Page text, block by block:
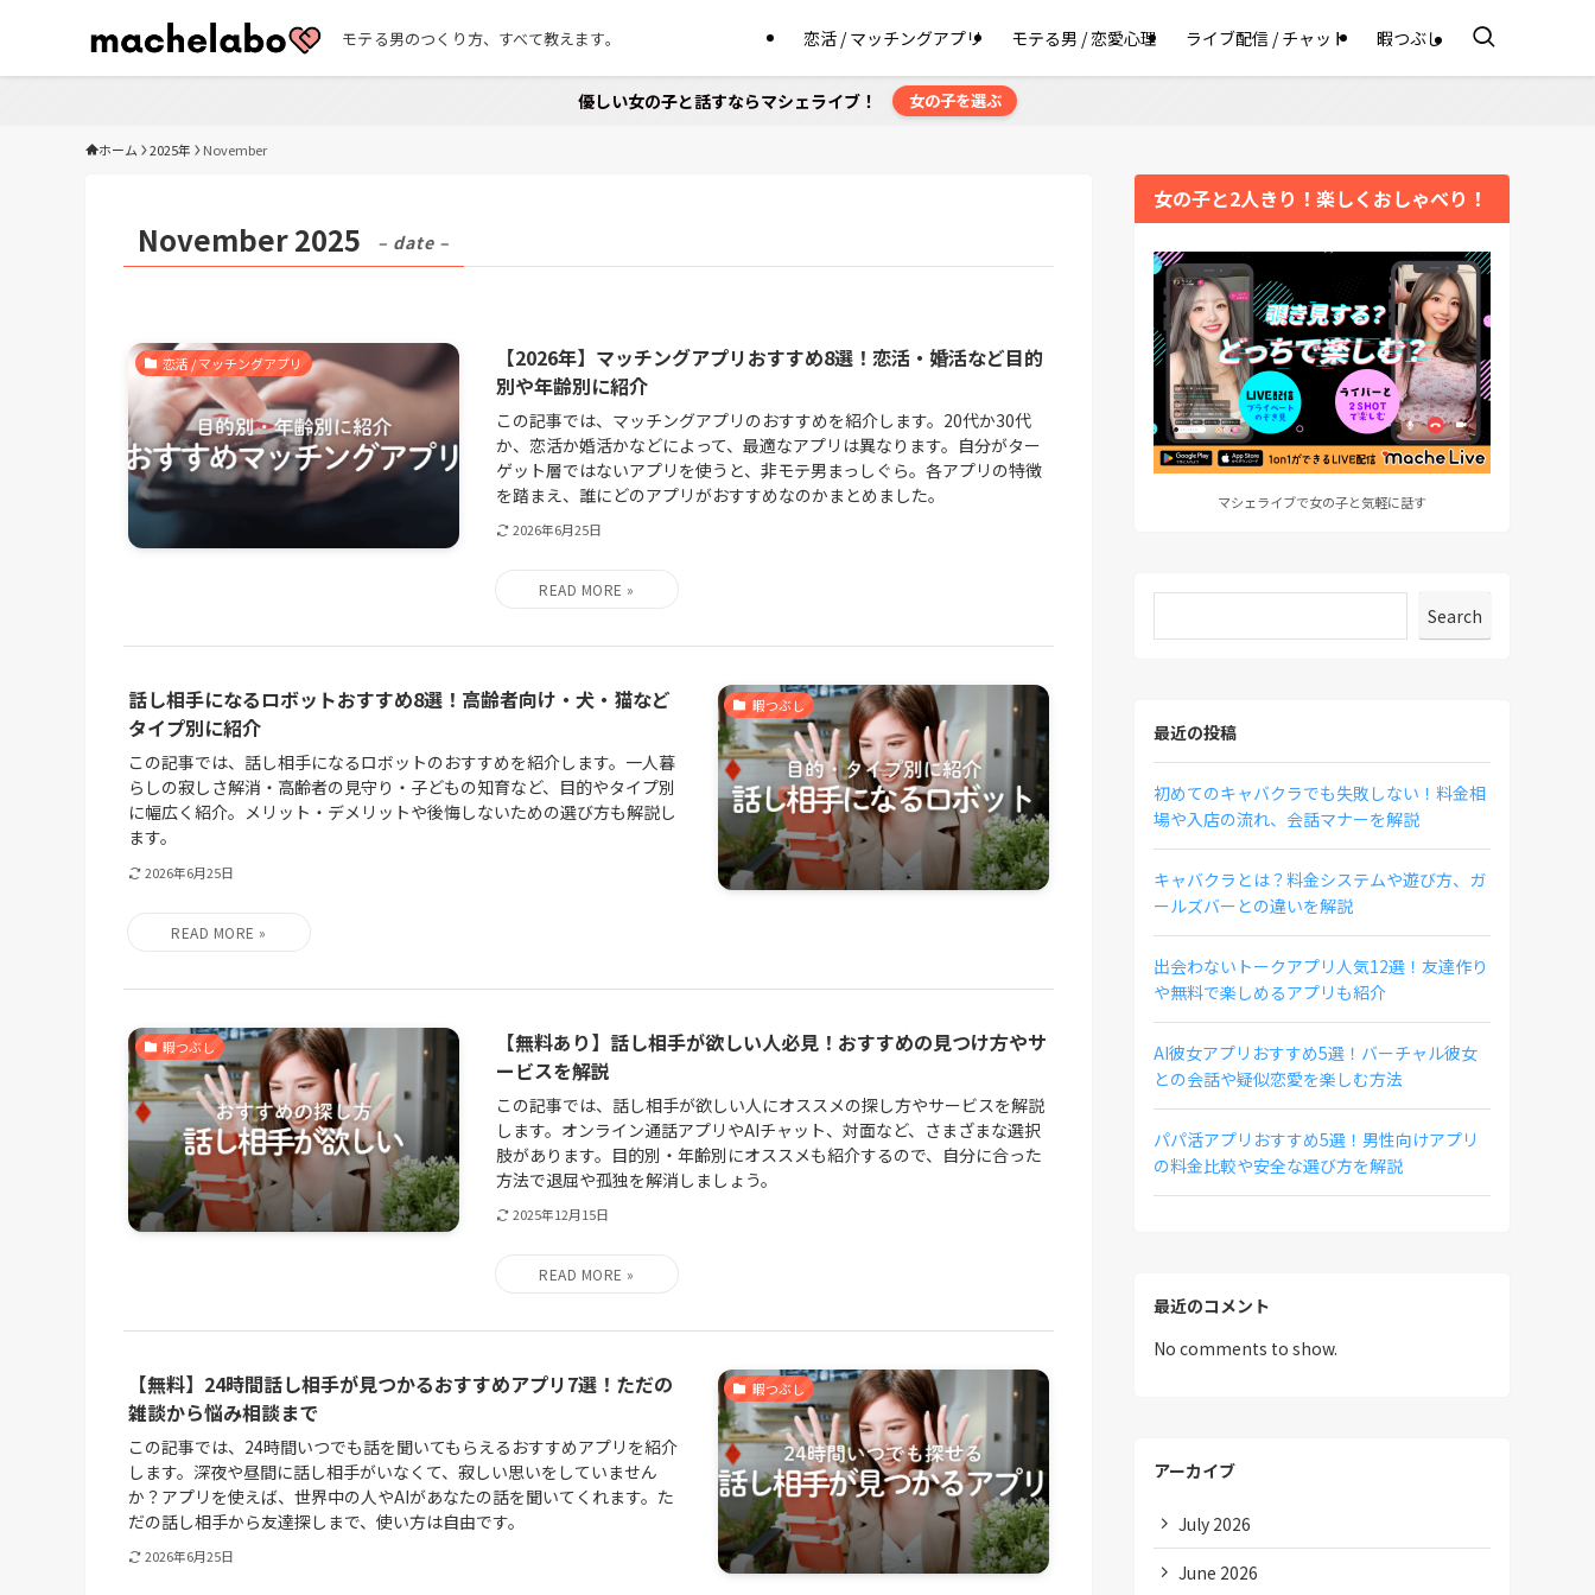
モテる男のつくり方、すべて教えます。 恋活 / マッチングアプリ モテる男 / 恋愛心理 ライブ配信 / チャット 暇つぶし
優しい女の子と話すならマシェライブ！ 女の子を選ぶ
ホーム 2025年 November
November 2025 – date –
恋活 / マッチングアプリ
【2026年】マッチングアプリおすすめ8選！恋活・婚活など目的
別や年齢別に紹介
この記事では、マッチングアプリのおすすめを紹介します。20代か30代
か、恋活か婚活かなどによって、最適なアプリは異なります。自分がター
ゲット層ではないアプリを使うと、非モテ男まっしぐら。各アプリの特徴
を踏まえ、誰にどのアプリがおすすめなのかまとめました。
2026年6月25日
暇つぶし
話し相手になるロボットおすすめ8選！高齢者向け・犬・猫など
タイプ別に紹介
この記事では、話し相手になるロボットのおすすめを紹介します。一人暮
らしの寂しさ解消・高齢者の見守り・子どもの知育など、目的やタイプ別
に幅広く紹介。メリット・デメリットや後悔しないための選び方も解説し
ます。
2026年6月25日
暇つぶし
【無料あり】話し相手が欲しい人必見！おすすめの見つけ方やサ
ービスを解説
この記事では、話し相手が欲しい人にオススメの探し方やサービスを解説
します。オンライン通話アプリやAIチャット、対面など、さまざまな選択
肢があります。目的別・年齢別にオススメも紹介するので、自分に合った
方法で退屈や孤独を解消しましょう。
2025年12月15日
暇つぶし
【無料】24時間話し相手が見つかるおすすめアプリ7選！ただの
雑談から悩み相談まで
この記事では、24時間いつでも話を聞いてもらえるおすすめアプリを紹介
します。深夜や昼間に話し相手がいなくて、寂しい思いをしていません
か？アプリを使えば、世界中の人やAIがあなたの話を聞いてくれます。た
だの話し相手から友達探しまで、使い方は自由です。
2026年6月25日
女の子と2人きり！楽しくおしゃべり！
マシェライブで女の子と気軽に話す
Search
最近の投稿
初めてのキャバクラでも失敗しない！料金相
場や入店の流れ、会話マナーを解説
キャバクラとは？料金システムや遊び方、ガ
ールズバーとの違いを解説
出会わないトークアプリ人気12選！友達作り
や無料で楽しめるアプリも紹介
AI彼女アプリおすすめ5選！バーチャル彼女
との会話や疑似恋愛を楽しむ方法
パパ活アプリおすすめ5選！男性向けアプリ
の料金比較や安全な選び方を解説
最近のコメント
No comments to show.
アーカイブ
July 2026
June 2026